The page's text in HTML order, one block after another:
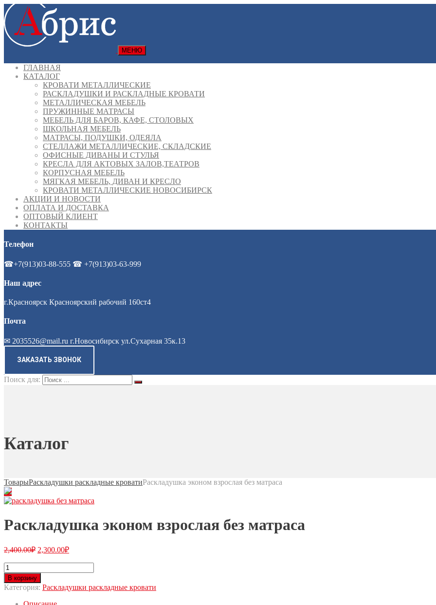
МЕНЮ
ГЛАВНАЯ
КАТАЛОГ
КРОВАТИ МЕТАЛЛИЧЕСКИЕ
РАСКЛАДУШКИ И РАСКЛАДНЫЕ КРОВАТИ
МЕТАЛЛИЧЕСКАЯ МЕБЕЛЬ
ПРУЖИННЫЕ МАТРАСЫ
МЕБЕЛЬ ДЛЯ БАРОВ, КАФЕ, СТОЛОВЫХ
ШКОЛЬНАЯ МЕБЕЛЬ
МАТРАСЫ, ПОДУШКИ, ОДЕЯЛА
СТЕЛЛАЖИ МЕТАЛЛИЧЕСКИЕ, СКЛАДСКИЕ
ОФИСНЫЕ ДИВАНЫ И СТУЛЬЯ
КРЕСЛА ДЛЯ АКТОВЫХ ЗАЛОВ,ТЕАТРОВ
КОРПУСНАЯ МЕБЕЛЬ
МЯГКАЯ МЕБЕЛЬ, ДИВАН И КРЕСЛО
КРОВАТИ МЕТАЛЛИЧЕСКИЕ НОВОСИБИРСК
АКЦИИ И НОВОСТИ
ОПЛАТА И ДОСТАВКА
ОПТОВЫЙ КЛИЕНТ
КОНТАКТЫ
Телефон
☎+7(913)03-88-555 ☎ +7(913)03-63-999
Наш адрес
г.Красноярск Красноярский рабочий 160ст4
Почта
✉ 2035526@mail.ru г.Новосибирск ул.Сухарная 35к.13
ЗАКАЗАТЬ ЗВОНОК
Поиск для:
Каталог
ТоварыРаскладушки раскладные кроватиРаскладушка эконом взрослая без матраса
Раскладушка эконом взрослая без матраса
2,400.00₽ 2,300.00₽
В корзину
Категория: Раскладушки раскладные кровати